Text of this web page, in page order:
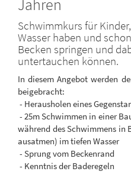
Jahren
Schwimmkurs für
Wasser haben und
Becken springen und
untertauchen können.
In diesem Angebot werden
beigebracht:
- Herausholen eines
- 25m Schwimmen in einer
während des Schwimmens in
ausatmen) im tiefen Wasser
- Sprung vom Beckenrand
- Kenntnis der Baderegeln